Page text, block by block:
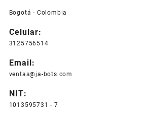
Bogotá - Colombia
Celular:
3125756514
Email:
ventas@ja-bots.com
NIT:
1013595731 - 7